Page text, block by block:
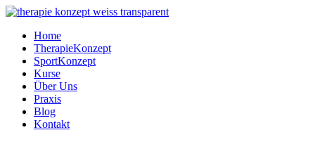
Zum
springenHome
TherapieKonzept
SportKonzept
Kurse
Über Uns
Praxis
Blog
Kontakt